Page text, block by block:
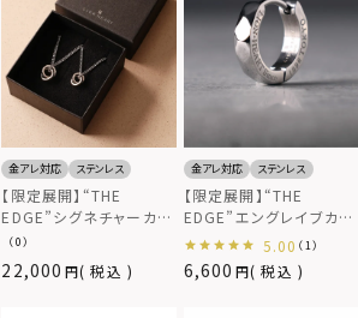
金アレ対応 ステンレス
【限定展開】“THE
EDGE”シグネチャーカッ
ティングダブルリングペア
ネックレス/スペシャルパ
ッケージ/サージカルステ
（0）
22,000 税込
金アレ対応 ステンレス
【限定展開】“THE
EDGE”エングレイブカッ
ティングフープピアス/ス
ペシャルパッケージ/サー
ジカルステンレス（金属ア
5.00 （1）
6,600 税込